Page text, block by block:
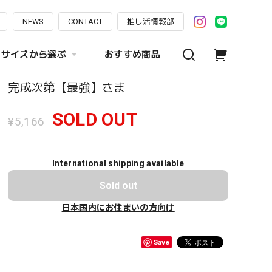
NEWS CONTACT 推し活情報部
サイズから選ぶ おすすめ商品
完成次第【最強】さま
¥5,166 SOLD OUT
International shipping available
Sold out
日本国内にお住まいの方向け
Save